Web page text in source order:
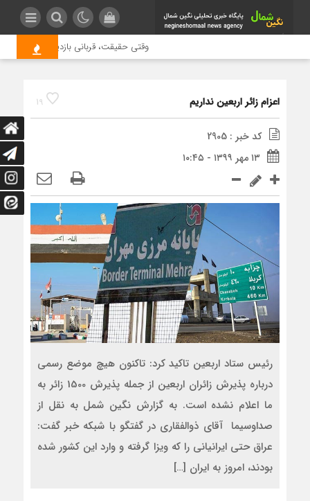
وقتی حقیقت، قربانی بازدید بیشتر می
19 اعزام زائر اربعين نداريم
کد خبر : 2905
۱۳ مهر ۱۳۹۹ - ۱۰:۴۵
رئیس ستاد اربعین تاکيد کرد:​ تاکنون هيچ موضع رسمي
درباره پذيرش زائران اربعين از جمله پذيرش 1500 زائر به
ما اعلام نشده است. به گزارش نگین شمل به نقل از
صداوسیما آقاي ­ذوالفقاری در گفتگو با شبکه خبر گفت:
عراق حتی ایرانیانی را که ویزا گرفته و وارد این کشور شده
بودند، امروز به ایران […]